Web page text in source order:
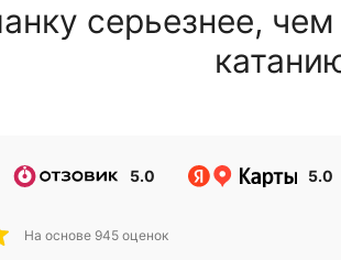
серьезнее,
5.0 5.0
На основе 945 оценок